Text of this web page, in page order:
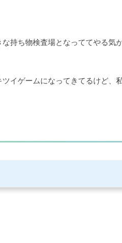
持ち物検査場となっててやる
イゲームになってきてるけど、